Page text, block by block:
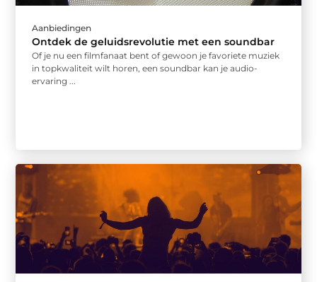
Aanbiedingen
Ontdek de geluidsrevolutie met een soundbar
Of je nu een filmfanaat bent of gewoon je favoriete muziek
in topkwaliteit wilt horen, een soundbar kan je audio-
ervaring ...